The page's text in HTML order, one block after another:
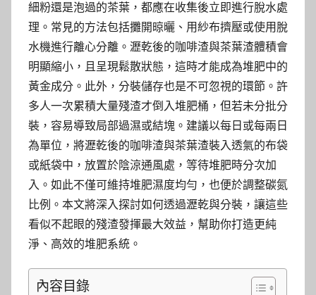
細粉還是泡過的茶葉，都應在收集後立即進行脫水處
理。常見的方法包括攤開晾曬、用紗布擠壓或使用脫
水機進行離心分離。瀝乾後的咖啡渣與茶葉渣體積會
明顯縮小，且呈現鬆散狀態，這時才能成為堆肥中的
黃金成分。此外，分裝儲存也是不可忽視的環節。許
多人一次累積大量殘渣才倒入堆肥桶，但若未分批分
裝，容易導致局部過濕或結塊。建議以每日或每兩日
為單位，將瀝乾後的咖啡渣與茶葉渣裝入透氣的布袋
或紙袋中，放置於陰涼通風處，等待堆肥時分次加
入。如此不僅可維持堆肥濕度均勻，也便於調整碳氮
比例。本文將深入探討如何透過瀝乾與分裝，讓這些
看似不起眼的殘渣發揮最大效益，幫助你打造更純
淨、高效的堆肥系統。
內容目錄